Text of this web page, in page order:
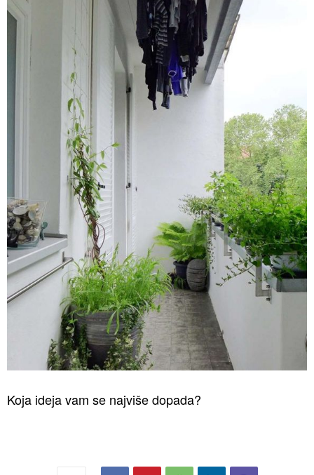
Koja ideja vam se najviše dopada?